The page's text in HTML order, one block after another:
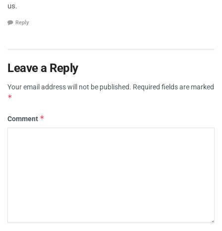
us.
Reply
Leave a Reply
Your email address will not be published. Required fields are marked
*
Comment *